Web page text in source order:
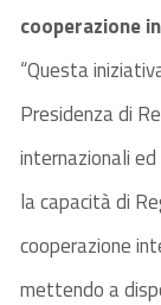
cooperazione
“Questa
Presidenza di
internazionali
la capacità di
cooperazione
mettendo a